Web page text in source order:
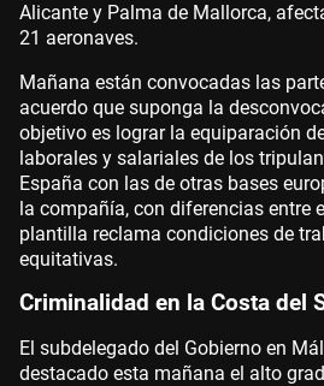
Alicante y Palma de Mallorca,
21 aeronaves.
Mañana están convocadas las
acuerdo que suponga la
objetivo es lograr la equiparación
laborales y salariales de los
España con las de otras bases
la compañía, con diferencias entre
plantilla reclama condiciones de
equitativas.
Criminalidad en la Costa del
El subdelegado del Gobierno en
destacado esta mañana el alto